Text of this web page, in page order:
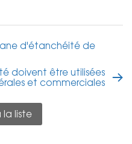
d'étanchéité de
doivent être utilisées
et commerciales
la liste